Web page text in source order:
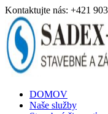
Kontaktujte nás: +421
DOMOV
Naše služby